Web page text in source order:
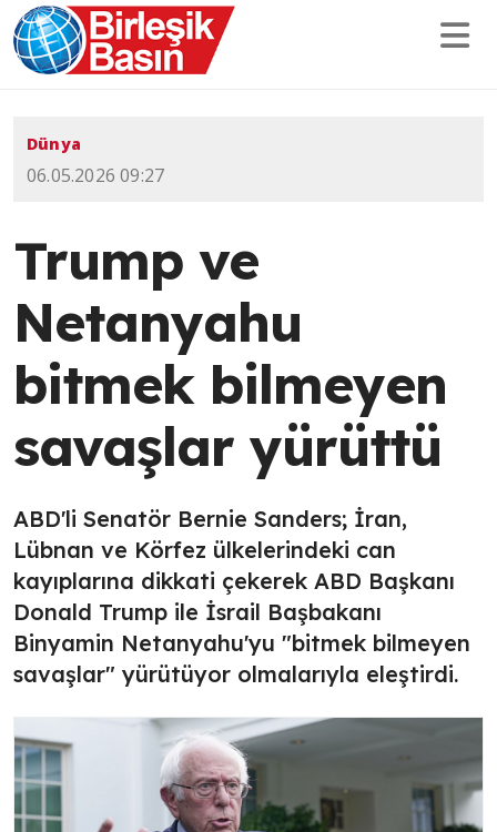
Dünya
06.05.2026 09:27
Trump ve
Netanyahu
bitmek bilmeyen
savaşlar yürüttü
ABD'li Senatör Bernie Sanders; İran,
Lübnan ve Körfez ülkelerindeki can
kayıplarına dikkati çekerek ABD Başkanı
Donald Trump ile İsrail Başbakanı
Binyamin Netanyahu'yu "bitmek bilmeyen
savaşlar" yürütüyor olmalarıyla eleştirdi.